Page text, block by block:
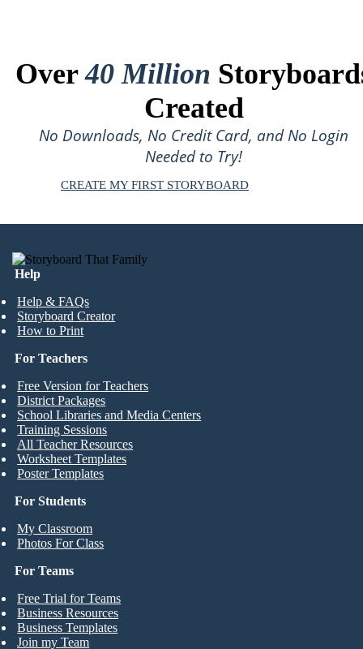
Over40 Million
Created
No Downloads, No Credit Card, and No Login
Needed to Try!
CREATE MY FIRST STORYBOARD
Help
Help & FAQs
Storyboard Creator
How to Print
For Students
My Classroom
Photos For Class
For Teachers
Free Version for Teachers
District Packages
School Libraries and Media Centers
Training Sessions
All Teacher Resources
Worksheet Templates
Poster Templates
For Teams
Free Trial for Teams
Business Resources
Business Templates
Join my Team